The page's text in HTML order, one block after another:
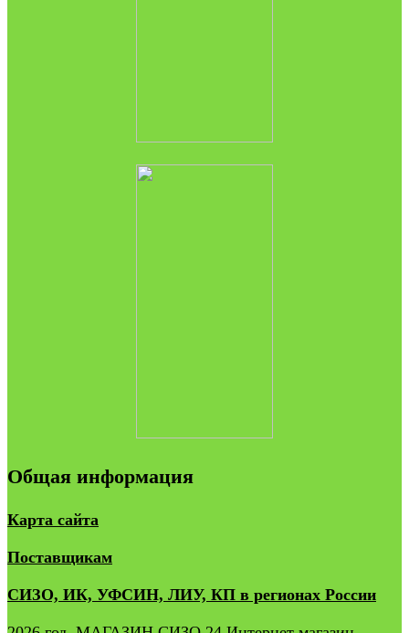
Общая информация
Карта сайта
Поставщикам
СИЗО, ИК, УФСИН, ЛИУ, КП в регионах России